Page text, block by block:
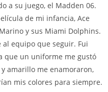
a su juego, el Madden 06.
de mi infancia, Ace
y sus Miami Dolphins.
equipo que seguir. Fui
que un uniforme me gustó
amarillo me enamoraron,
mis colores para siempre.